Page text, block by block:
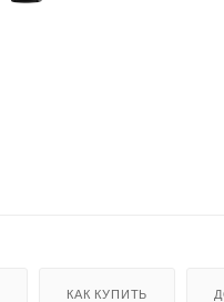
КАК КУПИТЬ